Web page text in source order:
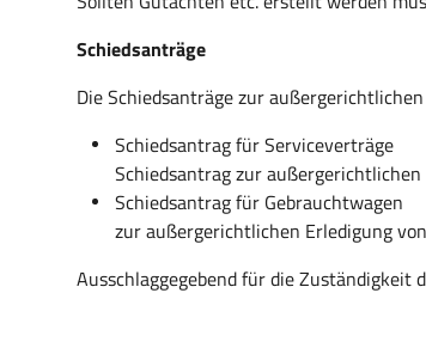
Schiedsanträge
Die Schiedsanträge zur
Schiedsantrag für Serviceverträge
Schiedsantrag zur
Schiedsantrag für Gebrauchtwagen
zur außergerichtlichen Erledigung
Ausschlaggegebend für die Zuständigkeit